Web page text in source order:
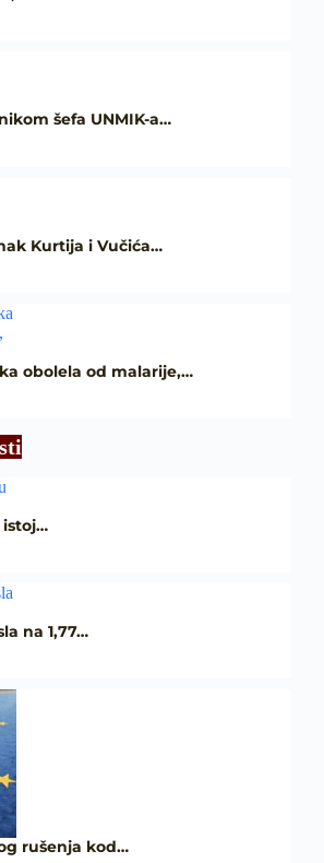
šefa UNMIK-a…
Kurtija i Vučića…
obolela od malarije,…
istoj…
na 1,77…
rušenja kod…